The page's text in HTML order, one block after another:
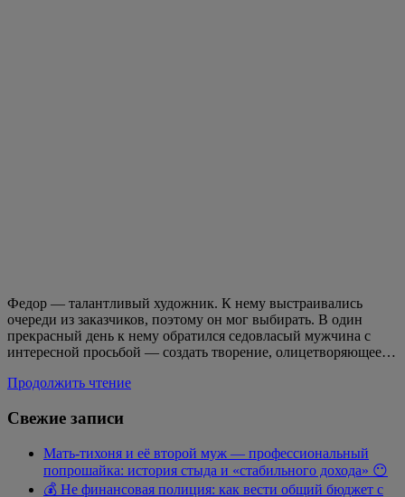
Федор — талантливый художник. К нему выстраивались
очереди из заказчиков, поэтому он мог выбирать. В один
прекрасный день к нему обратился седовласый мужчина с
интересной просьбой — создать творение, олицетворяющее…
Продолжить чтение
Свежие записи
Мать-тихоня и её второй муж — профессиональный
попрошайка: история стыда и «стабильного дохода» 😶
💰 Не финансовая полиция: как вести общий бюджет с